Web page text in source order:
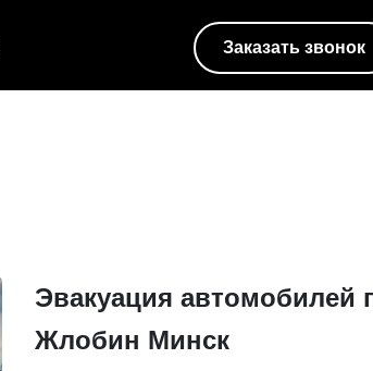
Заказать звонок
Эвакуация автомобилей
Жлобин Минск